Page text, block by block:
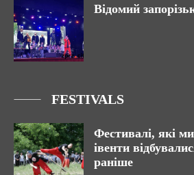
Відомий
FESTIVALS
Фестивалі, які
івенти
раніше